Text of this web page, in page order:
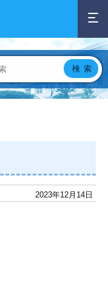
2023年12月14日